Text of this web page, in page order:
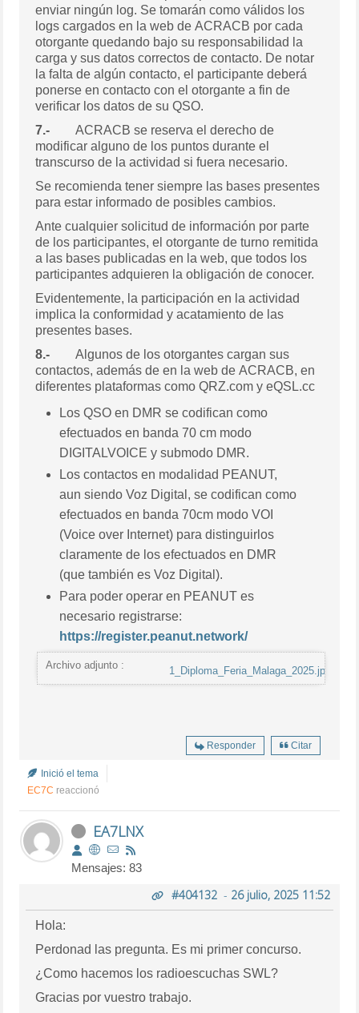
enviar ningún log. Se tomarán como válidos los
logs cargados en la web de ACRACB por cada
otorgante quedando bajo su responsabilidad la
carga y sus datos correctos de contacto. De notar
la falta de algún contacto, el participante deberá
ponerse en contacto con el otorgante a fin de
verificar los datos de su QSO.
7.-ACRACB se reserva el derecho de
modificar alguno de los puntos durante el
transcurso de la actividad si fuera necesario.
Se recomienda tener siempre las bases presentes
para estar informado de posibles cambios.
Ante cualquier solicitud de información por parte
de los participantes, el otorgante de turno remitida
a las bases publicadas en la web, que todos los
participantes adquieren la obligación de conocer.
Evidentemente, la participación en la actividad
implica la conformidad y acatamiento de las
presentes bases.
8.-Algunos de los otorgantes cargan sus
contactos, además de en la web de ACRACB, en
diferentes plataformas como QRZ.com y eQSL.cc
Los QSO en DMR se codifican como
efectuados en banda 70 cm modo
DIGITALVOICE y submodo DMR.
Los contactos en modalidad PEANUT,
aun siendo Voz Digital, se codifican como
efectuados en banda 70cm modo VOI
(Voice over Internet) para distinguirlos
claramente de los efectuados en DMR
(que también es Voz Digital).
Para poder operar en PEANUT es
necesario registrarse:
https://register.peanut.network/
Archivo adjunto : 1_Diploma_Feria_Malaga_2025.jpg
Responder Citar
Inició el tema
EC7C reaccionó
EA7LNX
Mensajes: 83
#404132- 26 julio, 2025 11:52
Hola:
Perdonad las pregunta. Es mi primer concurso.
¿Como hacemos los radioescuchas SWL?
Gracias por vuestro trabajo.